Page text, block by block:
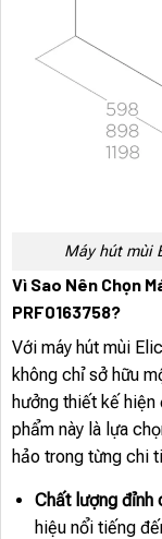
Máy hút mùi
Vì Sao Nên Chọn
PRF0163758?
Với máy hút mùi
không chỉ sở hữu
hưởng thiết kế
phẩm này là lựa
hảo trong từng chi
Chất lượng đỉnh
hiệu nổi tiếng